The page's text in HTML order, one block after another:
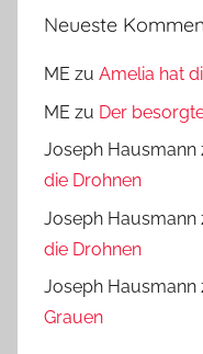
Neueste
ME zu Amelia hat
ME zu Der
Joseph Hausmann
die Drohnen
Joseph Hausmann
die Drohnen
Joseph Hausmann
Grauen